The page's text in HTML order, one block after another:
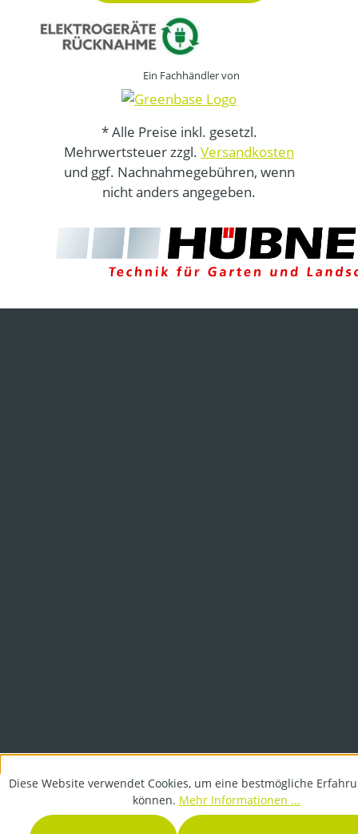
Ein Fachhändler von
* Alle Preise inkl. gesetzl.
Mehrwertsteuer zzgl. Versandkosten
und ggf. Nachnahmegebühren, wenn
nicht anders angegeben.
Diese Website verwendet Cookies, um eine bestmögliche
können. Mehr Informationen ...